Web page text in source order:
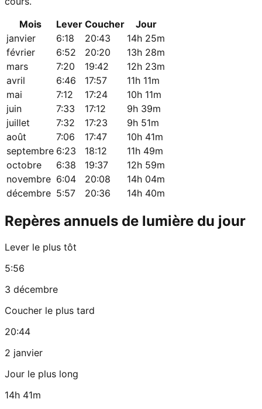
Mois
Lever Coucher
Jour
janvier
6:18 20:43
14h 25m
février
6:52 20:20
13h 28m
mars
7:20 19:42
12h 23m
avril
6:46 17:57
11h 11m
mai
7:12 17:24
10h 11m
juin
7:33 17:12
9h 39m
juillet
7:32 17:23
9h 51m
août
7:06 17:47
10h 41m
septembre 6:23 18:12
11h 49m
octobre
6:38 19:37
12h 59m
novembre 6:04 20:08
14h 04m
décembre 5:57 20:36 14h 40m
Repères annuels de lumière du jour
Lever le plus tôt
5:56
3 décembre
Coucher le plus tard
20:44
2 janvier
Jour le plus long
14h 41m